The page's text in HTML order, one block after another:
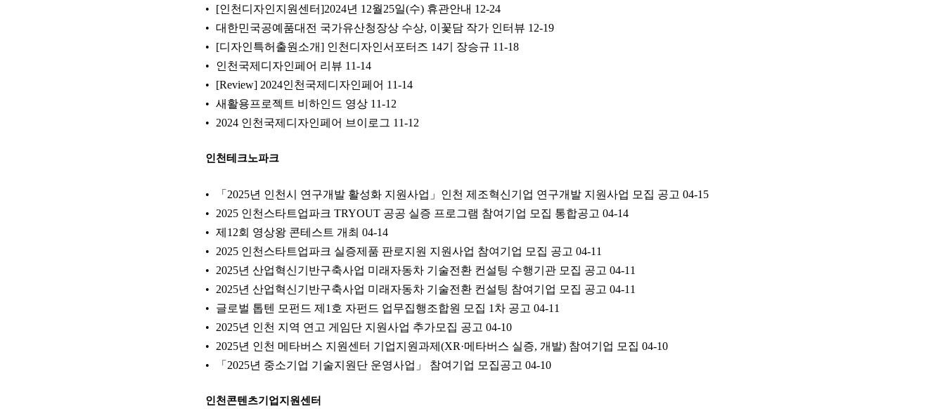
[인천디자인지원센터]2024년 12월25일(수) 휴관안내 12-24
대한민국공예품대전 국가유산청장상 수상, 이꽃담 작가 인터뷰 12-19
[디자인특허출원소개] 인천디자인서포터즈 14기 장승규 11-18
인천국제디자인페어 리뷰 11-14
[Review] 2024인천국제디자인페어 11-14
새활용프로젝트 비하인드 영상 11-12
2024 인천국제디자인페어 브이로그 11-12
인천테크노파크
「2025년 인천시 연구개발 활성화 지원사업」인천 제조혁신기업 연구개발 지원사업 모집 공고 04-15
2025 인천스타트업파크 TRYOUT 공공 실증 프로그램 참여기업 모집 통합공고 04-14
제12회 영상왕 콘테스트 개최 04-14
2025 인천스타트업파크 실증제품 판로지원 지원사업 참여기업 모집 공고 04-11
2025년 산업혁신기반구축사업 미래자동차 기술전환 컨설팅 수행기관 모집 공고 04-11
2025년 산업혁신기반구축사업 미래자동차 기술전환 컨설팅 참여기업 모집 공고 04-11
글로벌 톱텐 모펀드 제1호 자펀드 업무집행조합원 모집 1차 공고 04-11
2025년 인천 지역 연고 게임단 지원사업 추가모집 공고 04-10
2025년 인천 메타버스 지원센터 기업지원과제(XR·메타버스 실증, 개발) 참여기업 모집 04-10
「2025년 중소기업 기술지원단 운영사업」 참여기업 모집공고 04-10
인천콘텐츠기업지원센터